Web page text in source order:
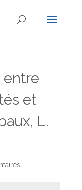
entre
et
L.